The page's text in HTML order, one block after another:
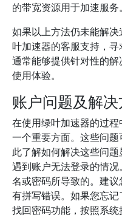
的带宽资源用于加速服务。
如果以上方法仍未能解
叶加速器的客服支持，
通常能够提供针对性的
使用体验。
账户问题及解
在使用绿叶加速器的过
一个重要方面。这些问
此了解如何解决这些问
遇到账户无法登录的情
名或密码所导致的。建
有拼写错误。如果您忘
找回密码功能，按照系统